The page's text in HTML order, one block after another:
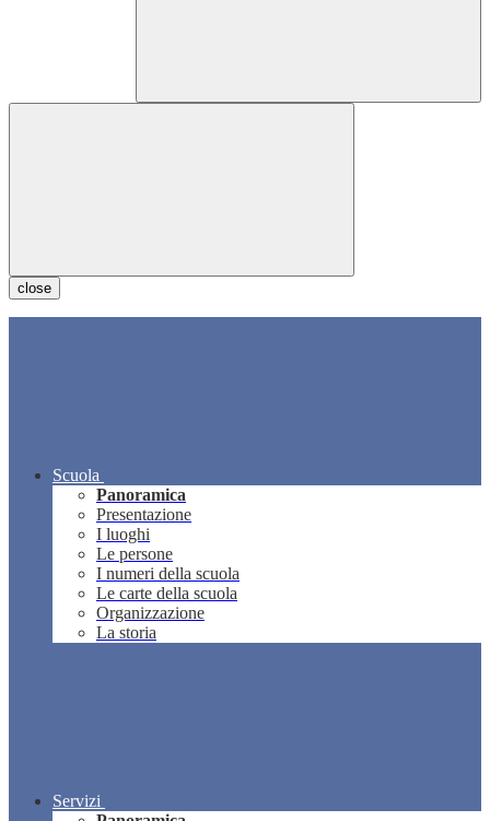
close
Scuola
Panoramica
Presentazione
I luoghi
Le persone
I numeri della scuola
Le carte della scuola
Organizzazione
La storia
Servizi